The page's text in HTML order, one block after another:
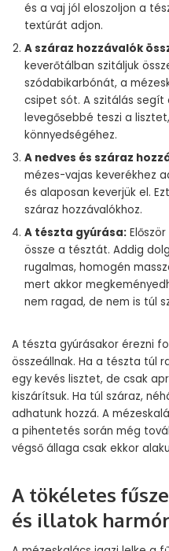
és a vaj jól eloszoljon a
textúrát adjon.
A száraz hozzávalók
keverőtálban szitáljuk
szódabikarbónát, a
csipet sót. A szitálás segít
levegősebbé teszi a
könnyedségéhez.
A nedves és száraz
mézes-vajas keverékhez
és alaposan keverjük el.
száraz hozzávalókhoz.
A tészta gyúrása:
össze a tésztát. Addig
rugalmas, homogén
mert akkor
nem ragad, de nem is túl
A tészta gyúrásakor érezni
összeállnak. Ha a tészta túl
egy kevés lisztet, de csak
kiszárítsuk. Ha túl száraz,
adhatunk hozzá. A
a pihentetés során még
végső állaga csak ekkor
A tökéletes
és illatok